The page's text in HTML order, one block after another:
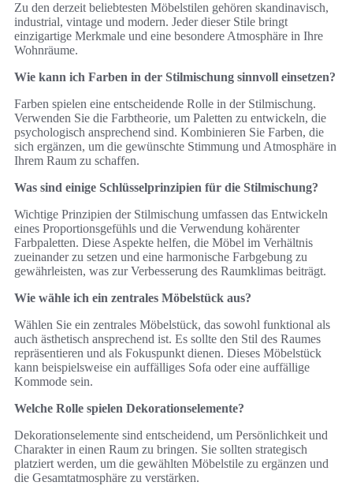
Zu den derzeit beliebtesten Möbelstilen gehören skandinavisch,
industrial, vintage und modern. Jeder dieser Stile bringt
einzigartige Merkmale und eine besondere Atmosphäre in Ihre
Wohnräume.
Wie kann ich Farben in der Stilmischung sinnvoll einsetzen?
Farben spielen eine entscheidende Rolle in der Stilmischung.
Verwenden Sie die Farbtheorie, um Paletten zu entwickeln, die
psychologisch ansprechend sind. Kombinieren Sie Farben, die
sich ergänzen, um die gewünschte Stimmung und Atmosphäre in
Ihrem Raum zu schaffen.
Was sind einige Schlüsselprinzipien für die Stilmischung?
Wichtige Prinzipien der Stilmischung umfassen das Entwickeln
eines Proportionsgefühls und die Verwendung kohärenter
Farbpaletten. Diese Aspekte helfen, die Möbel im Verhältnis
zueinander zu setzen und eine harmonische Farbgebung zu
gewährleisten, was zur Verbesserung des Raumklimas beiträgt.
Wie wähle ich ein zentrales Möbelstück aus?
Wählen Sie ein zentrales Möbelstück, das sowohl funktional als
auch ästhetisch ansprechend ist. Es sollte den Stil des Raumes
repräsentieren und als Fokuspunkt dienen. Dieses Möbelstück
kann beispielsweise ein auffälliges Sofa oder eine auffällige
Kommode sein.
Welche Rolle spielen Dekorationselemente?
Dekorationselemente sind entscheidend, um Persönlichkeit und
Charakter in einen Raum zu bringen. Sie sollten strategisch
platziert werden, um die gewählten Möbelstile zu ergänzen und
die Gesamtatmosphäre zu verstärken.